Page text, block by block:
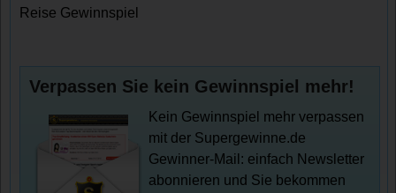
Reise Gewinnspiel
Verpassen Sie kein Gewinnspiel mehr!
Kein Gewinnspiel mehr verpassen
mit der Supergewinne.de
Gewinner-Mail: einfach Newsletter
abonnieren und Sie bekommen